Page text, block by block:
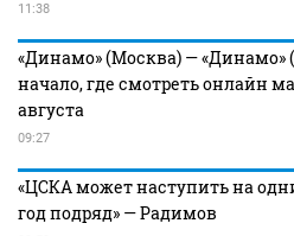
11:38
«Динамо» (Москва) — «Динамо»
начало, где смотреть онлайн
августа
09:27
«ЦСКА может наступить на
год подряд» — Радимов